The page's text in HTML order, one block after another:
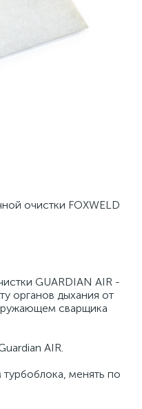
очистки FOXWELD
GUARDIAN AIR -
органов дыхания от
сварщика
AIR.
менять по